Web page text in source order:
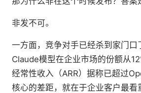
非发不可。
一方面，竞争对手已经杀到家门
Claude模型在企业市场的份额从
经常性收入（ARR）据称已超过
核心的差距，就在于企业客户最看